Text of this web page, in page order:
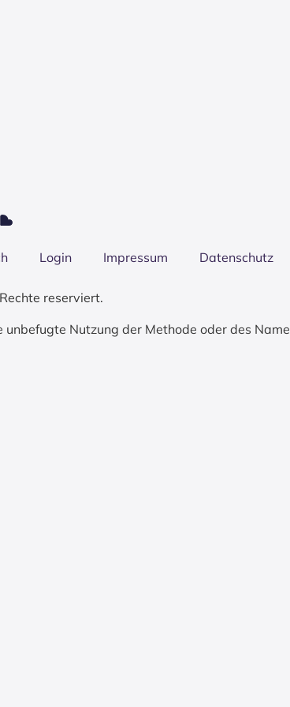
Log­in Impres­sum Daten­schutz
reserviert.
Nutzung der Methode oder des